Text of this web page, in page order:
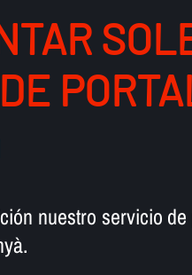
nuestro servicio